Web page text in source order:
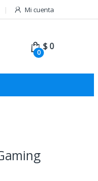
Mi cuenta
0
$0